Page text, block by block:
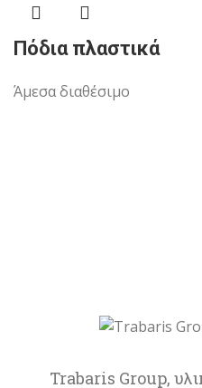
Πόδια πλαστικά
Άμεσα διαθέσιμο
Trabaris Group,